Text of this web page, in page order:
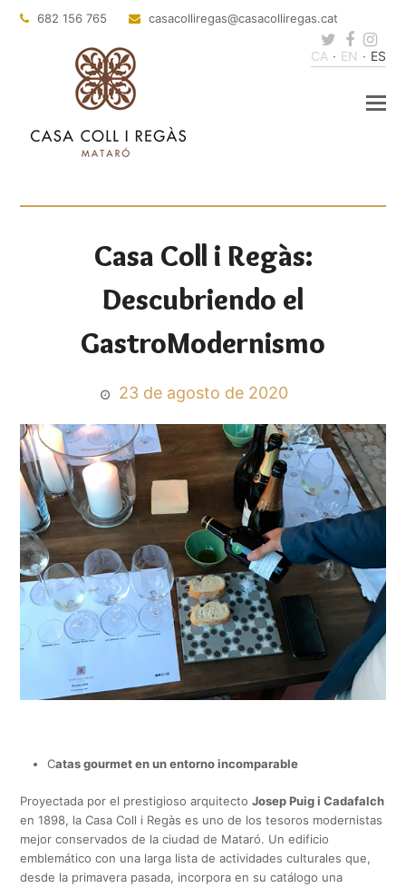
682 156 765 casacolliregas@casacolliregas.cat
Twitter
CA EN ES
Casa Coll i Regàs:
Descubriendo el
GastroModernismo
23 de agosto de 2020
Catas gourmet en un entorno incomparable
Proyectada por el prestigioso arquitectoJosep Puig i Cadafalch
en 1898, la Casa Coll i Regàs es uno de los tesoros modernistas
mejor conservados de la ciudad de Mataró. Un edificio
emblemático con una larga lista de actividades culturales que,
desde la primavera pasada, incorpora en su catálogo una